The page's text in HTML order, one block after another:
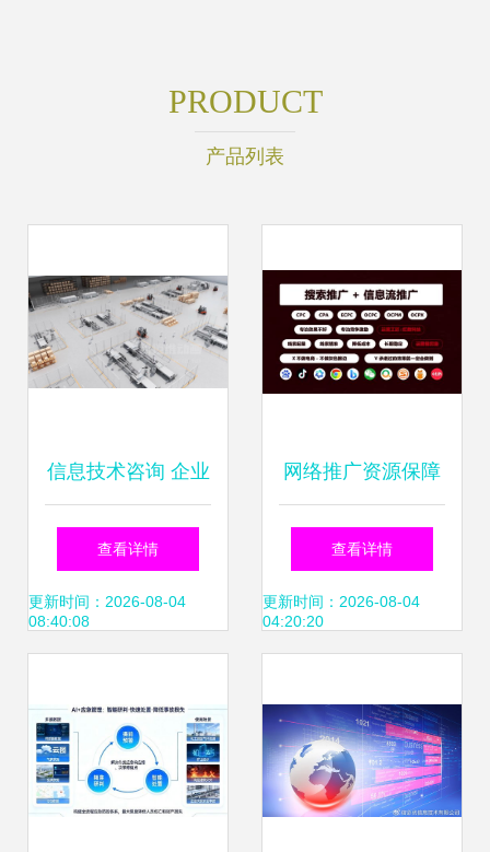
PRODUCT
产品列表
信息技术咨询 企业
数字化升级的隐形
引擎
查看详情
更新时间：2026-08-04
08:40:08
网络推广资源保障
最新版_网络推广
资源保障情况
查看详情
更新时间：2026-08-04
04:20:20